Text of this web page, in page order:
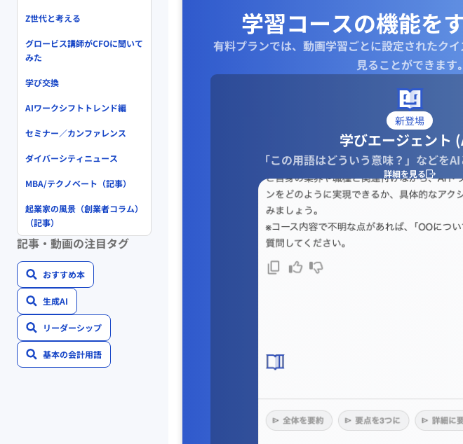
学習コースの機能を
有料プランでは、動画学習ごとに設定されたク
見ることができます｡
新登場
学びエージェント
「この用語はどういう意味？」などを
詳細を見る
Z世代と考える
グロービス講師がCFOに聞いて
みた
学び交換
AIワークシフトトレンド編
セミナー／カンファレンス
ダイバーシティニュース
MBA/テクノベート（記事）
起業家の風景（創業者コラム）
（記事）
記事・動画の注目タグ
おすすめ本
生成AI
リーダーシップ
基本の会計用語